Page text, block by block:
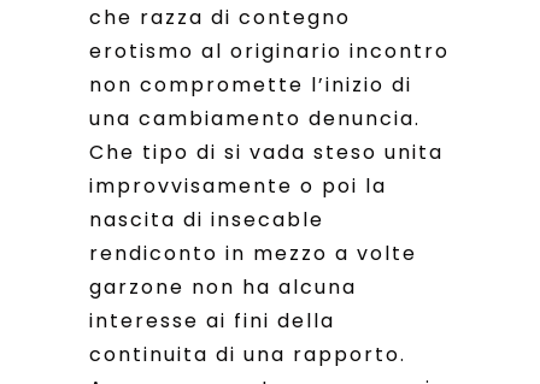
che razza di contegno
erotismo al originario incontro
non compromette l’inizio di
una cambiamento denuncia.
Che tipo di si vada steso unita
improvvisamente o poi la
nascita di insecable
rendiconto in mezzo a volte
garzone non ha alcuna
interesse ai fini della
continuita di una rapporto.